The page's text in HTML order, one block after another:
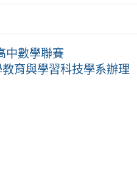
中數學聯賽
教育與學習科技學系辦